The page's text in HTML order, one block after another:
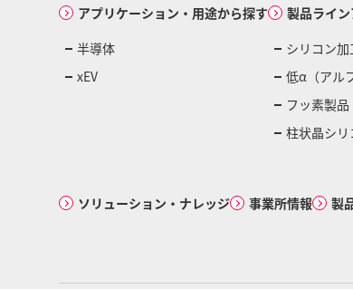
アプリケーション・用途から探す
半導体
xEV
製品ライ
シリコン加
低α（アル
フッ素製品
柱状晶シリ
ソリューション・ナレッジ 事業所情報 製